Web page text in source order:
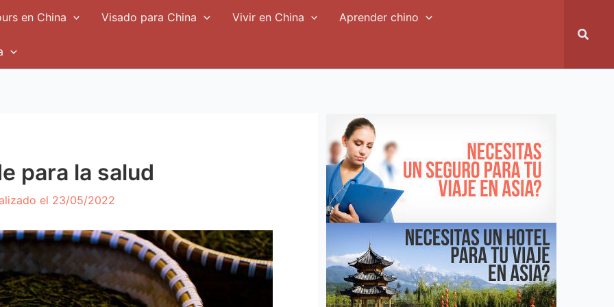
en China Visado para China Vivir en China Aprender chino
para la salud
el 23/05/2022